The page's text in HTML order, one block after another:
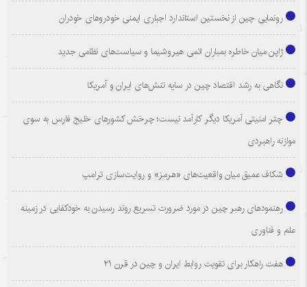
رونمایی چین از نخستین استاندارد اجباری ایمنی خودروهای خودران
ژاپن میان خاطره بمباران اتمی هیروشیما و سیاست‌های نظامی جدید
نگاهی به رشد اقتصاد چین در سایه تنش‌های ایران و آمریکا
چتر امنیتی آمریکا دیگر کارآمد نیست؛ چرخش کشورهای خلیج فارس به سوی
موازنه راهبردی
شکاف عمیق میان واقعیت‌های «هرمز» و روایت‌سازی ترامپ
رهنمودهای رهبر چین در مورد ضرورت تسریع روند رسیدن به خودکفایی در زمینه
علم و فناوری
هفت راهکار برای تقویت روابط ایران و چین در قرن ۲۱